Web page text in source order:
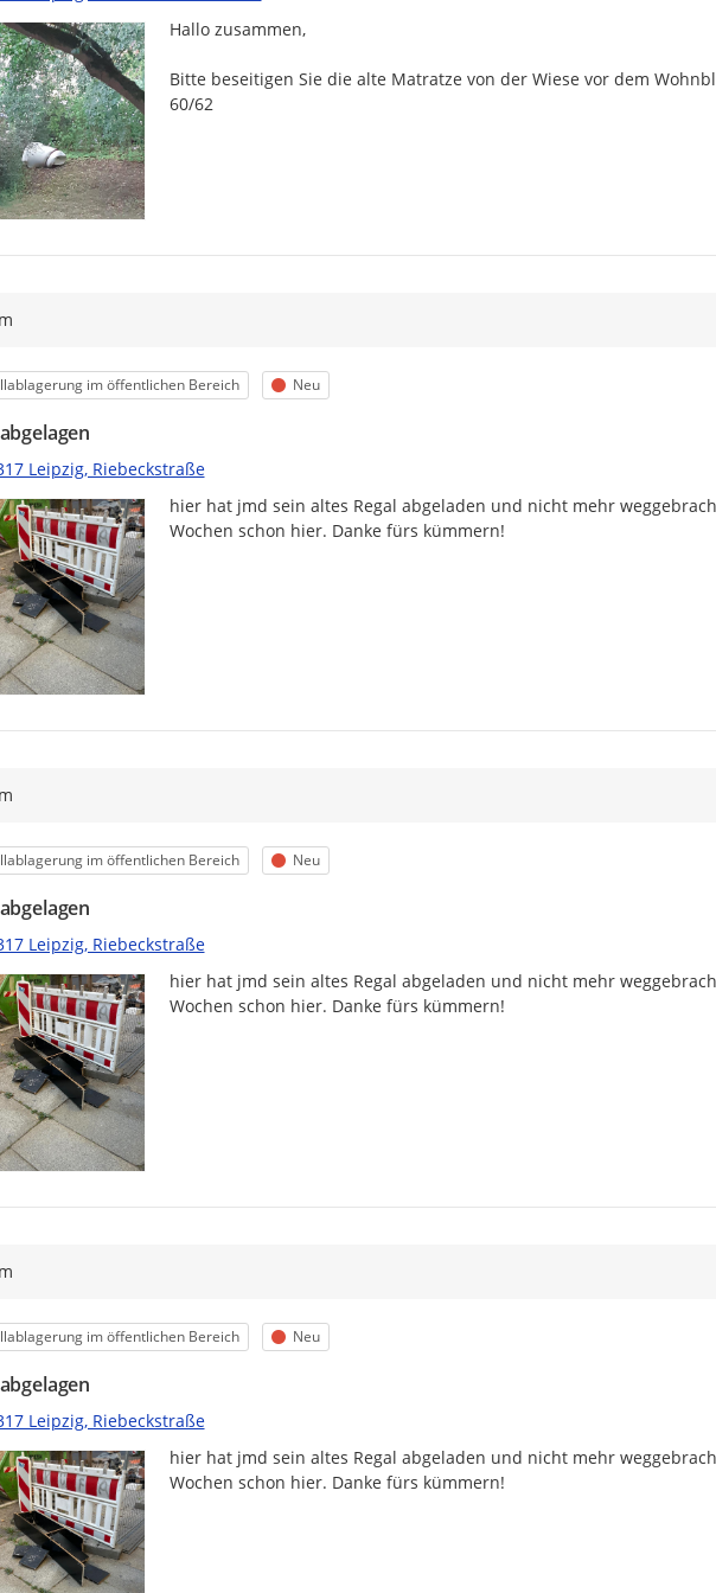
Hallo zusammen,
Bitte beseitigen Sie die alte Matratze von der Wiese vor dem
60/62
im öffentlichen Bereich Status
Neu
Leipzig, Riebeckstraße
hier hat jmd sein altes Regal abgeladen und nicht mehr
Wochen schon hier. Danke fürs kümmern!
im öffentlichen Bereich Status
Neu
Leipzig, Riebeckstraße
hier hat jmd sein altes Regal abgeladen und nicht mehr
Wochen schon hier. Danke fürs kümmern!
im öffentlichen Bereich Status
Neu
Leipzig, Riebeckstraße
hier hat jmd sein altes Regal abgeladen und nicht mehr
Wochen schon hier. Danke fürs kümmern!